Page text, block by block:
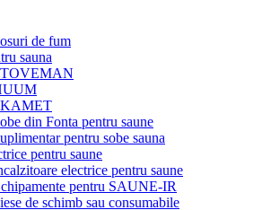
de fum
sauna
din Fonta pentru saune
pentru sobe sauna
pentru saune
electrice pentru saune
pentru SAUNE-IR
de schimb sau consumabile